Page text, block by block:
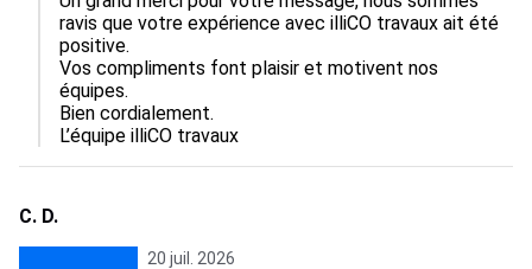
ravis que votre expérience avec illiCO travaux ait été
positive.
Vos compliments font plaisir et motivent nos
équipes.
Bien cordialement.
L’équipe illiCO travaux
C. D.
20 juil. 2026